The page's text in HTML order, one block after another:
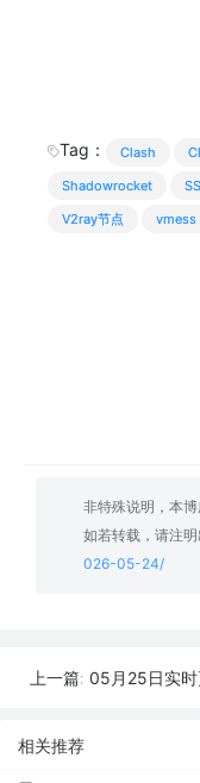
Tag： Clash
Shadowrocket
SS
V2ray节点
vmess
非特殊说明，本博
如若转载，请注明
026-05-24/
上一篇: 05月25日实时更新：31条可用SSR/V2Ray/
相关推荐